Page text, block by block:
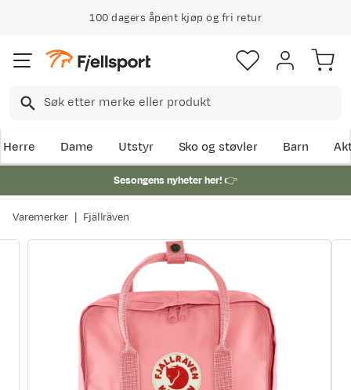
100 dagers åpent kjøp og fri retur
Herre Dame Utstyr Sko og støvler Barn
Sesongens nyheter her!👉
Varemerker Fjällräven